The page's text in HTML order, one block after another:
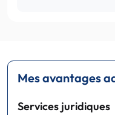
Mes avantages
Services juridiques